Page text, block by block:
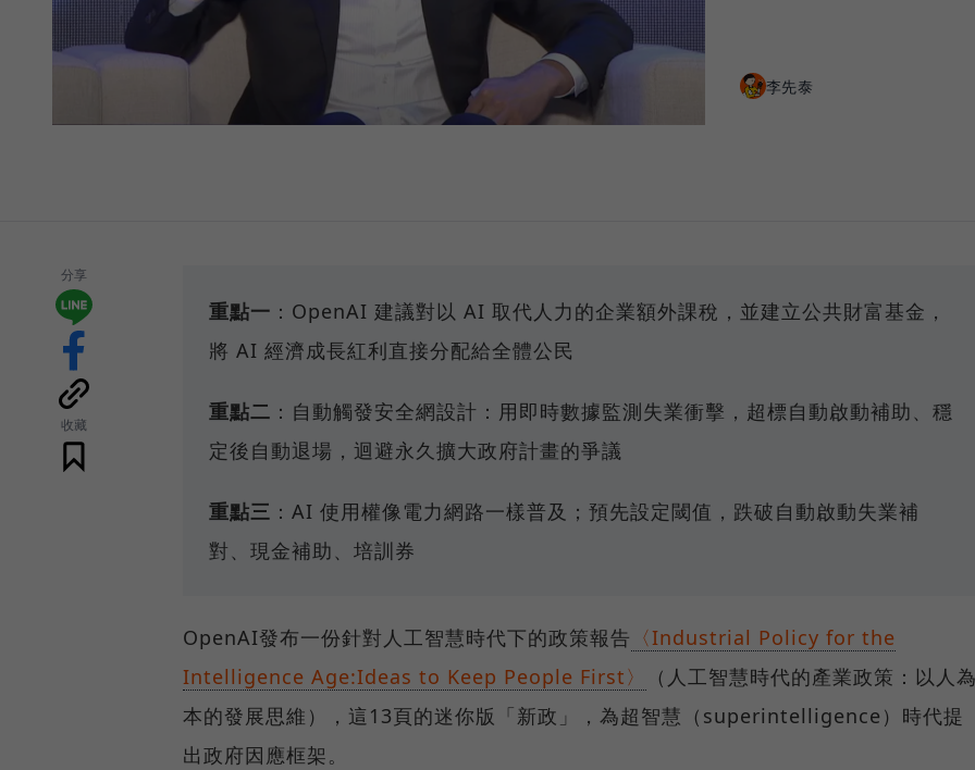
李先泰
分享
收藏
重點一 ：OpenAI 建議對以 AI 取代人力的企業額外課稅，並建立公共財富基金，
將 AI 經濟成長紅利直接分配給全體公民
重點二 ：自動觸發安全網設計：用即時數據監測失業衝擊，超標自動啟動補助、穩
定後自動退場，迴避永久擴大政府計畫的爭議
重點三 ：AI 使用權像電力網路一樣普及；預先設定閾值，跌破自動啟動失業補
對、現金補助、培訓券
OpenAI發布一份針對人工智慧時代下的政策報告 〈Industrial Policy for the
Intelligence Age:Ideas to Keep People First〉
（人工智慧時代的產業政策：以人為
本的發展思維），這13頁的迷你版「新政」，為超智慧（superintelligence）時代提
出政府因應框架。